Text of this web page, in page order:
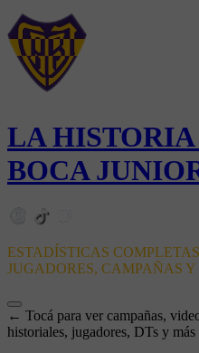
LA HISTORIA
BOCA
ESTADÍSTICAS
JUGADORES, CAMPAÑAS Y
← Tocá para ver campañas,
historiales, jugadores, DTs y más